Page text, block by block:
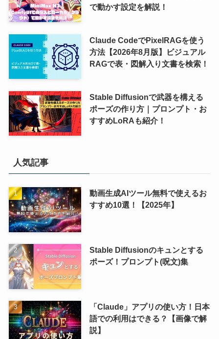
で動かす設定を解説！
Claude CodeでPixelRAGを使う
方法【2026年8月版】ビジュアル
RAGで表・図解入り文書を検索！
Stable Diffusionで武器を構える
ポーズの作り方｜プロンプト・お
すすめLoRAも紹介！
人気記事
動画生成AIツール無料で使えるお
すすめ10選！【2025年】
Stable Diffusionのキュンとする
ポーズ！プロンプト(呪文)集
「Claude」アプリの使い方！日本
語での利用はできる？【画像で解
説】